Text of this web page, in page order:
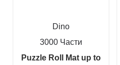
Dino
3000 Части
Puzzle Roll Mat up to